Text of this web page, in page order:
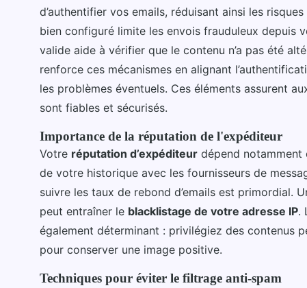
d’authentifier vos emails, réduisant ainsi les
bien configuré limite les envois frauduleux depuis
valide aide à vérifier que le contenu n’a pas été
renforce ces mécanismes en alignant
les problèmes éventuels. Ces éléments assurent
sont fiables et sécurisés.
Importance de la réputation de l'expéditeur
Votre réputation d’expéditeur dépend notamment
de votre historique avec les fournisseurs de
suivre les taux de rebond d’emails est primordial.
peut entraîner le blacklistage de votre adresse IP.
également déterminant : privilégiez des contenus
pour conserver une image positive.
Techniques pour éviter le filtrage anti-spam